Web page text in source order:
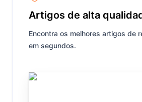
Artigos de alta
Encontra os melhores artigos de
em segundos.